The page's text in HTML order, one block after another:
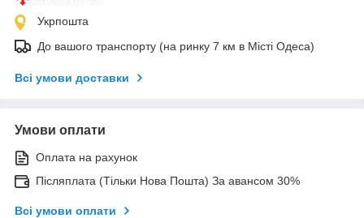
Укрпошта
До вашого транспорту (на ринку 7 км в Місті Одеса)
Всі умови доставки
Умови оплати
Оплата на рахунок
Післяплата (Тільки Нова Пошта) За авансом 30%
Всі умови оплати